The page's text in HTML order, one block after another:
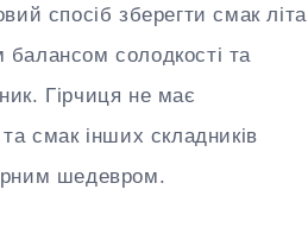
спосіб зберегти смак літа
солодкості та
Гірчиця не має
смак інших складників
шедевром.